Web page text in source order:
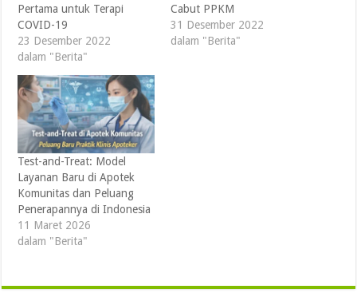
Pertama untuk Terapi
COVID-19
23 Desember 2022
dalam "Berita"
Cabut PPKM
31 Desember 2022
dalam "Berita"
Test-and-Treat: Model
Layanan Baru di Apotek
Komunitas dan Peluang
Penerapannya di Indonesia
11 Maret 2026
dalam "Berita"